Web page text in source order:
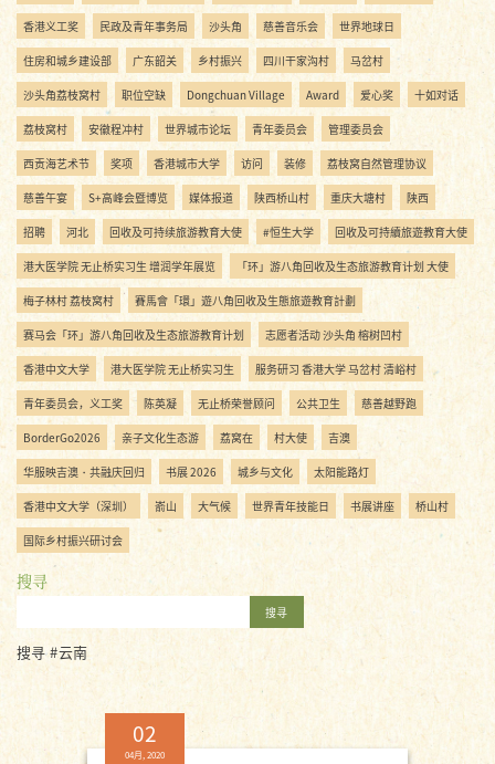
香港义工奖 民政及青年事务局 沙头角 慈善音乐会 世界地球日
住房和城乡建设部 广东韶关 乡村振兴 四川干家沟村 马岔村
沙头角荔枝窝村 职位空缺 Dongchuan Village Award 爱心奖 十如对话
荔枝窝村 安徽程冲村 世界城市论坛 青年委员会 管理委员会
西贡海艺术节 奖项 香港城市大学 访问 装修 荔枝窝自然管理协议
慈善午宴 S+高峰会暨博览 媒体报道 陕西桥山村 重庆大塘村 陕西
招聘 河北 回收及可持续旅游教育大使 #恒生大学 回收及可持續旅遊教育大使
港大医学院 无止桥实习生 增润学年展览 「环」游八角回收及生态旅游教育计划 大使
梅子林村 荔枝窝村 賽馬會「環」遊八角回收及生態旅遊教育計劃
赛马会「环」游八角回收及生态旅游教育计划 志愿者活动 沙头角 榕树凹村
香港中文大学 港大医学院 无止桥实习生 服务研习 香港大学 马岔村 清峪村
青年委员会，义工奖 陈英凝 无止桥荣誉顾问 公共卫生 慈善越野跑
BorderGo2026 亲子文化生态游 荔窝在 村大使 吉澳
华服映吉澳・共融庆回归 书展 2026 城乡与文化 太阳能路灯
香港中文大学（深圳） 嵛山 大气候 世界青年技能日 书展讲座 桥山村
国际乡村振兴研讨会
搜寻
搜寻
搜寻 #云南
02
04月, 2020